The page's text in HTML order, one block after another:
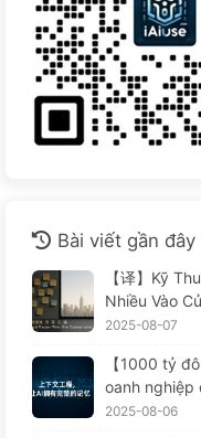
Bài viết gần đây
【译】Kỹ
Nhiều Vào
Nén Và Tách
Học AI 170
2025-08-07
【1000 tỷ
oanh nghiệp
hưng lại
2025-08-06